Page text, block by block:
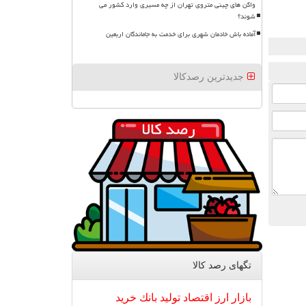
واگن های چینی متروی تهران از چه مسیری وارد کشور می
شوند؟
آماده باش خادمان شهری برای خدمت به جاماندگان اربعین
جدیدترین رصدکالا
تگهای رصد كالا
بازار ارز اقتصاد تولید بانك خرید